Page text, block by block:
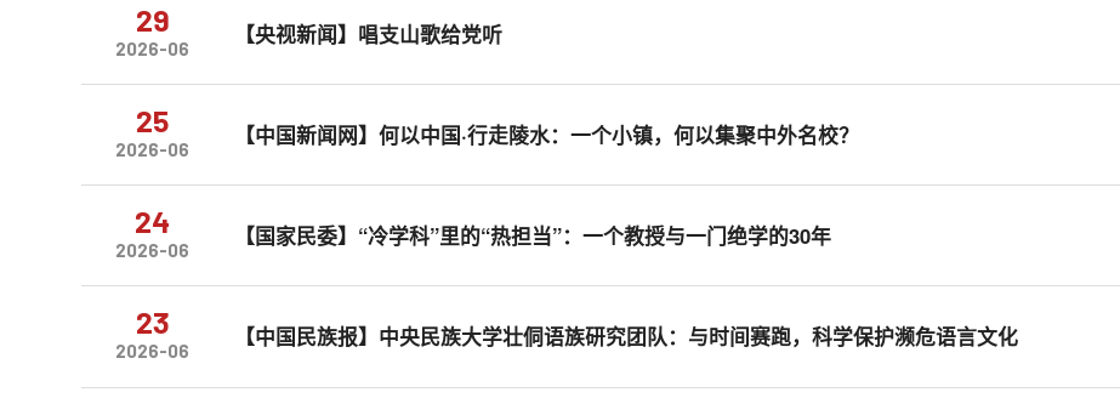
29
2026-06 【央视新闻】唱支山歌给党听
25
2026-06 【中国新闻网】何以中国·行走陵水：一个小镇，何以集聚中外名校？
24
2026-06 【国家民委】“冷学科”里的“热担当”：一个教授与一门绝学的30年
23
2026-06 【中国民族报】中央民族大学壮侗语族研究团队：与时间赛跑，科学保护濒危语言文化